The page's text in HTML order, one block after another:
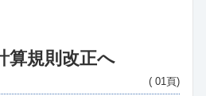
算規則改正へ
( 01頁)